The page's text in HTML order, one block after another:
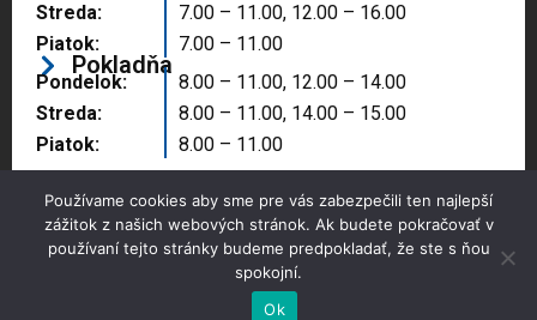
Streda:
Piatok:
7.00 – 11.00, 12.00 – 16.00
7.00 – 11.00
Pokladňa
Pondelok:
Streda:
Piatok:
8.00 – 11.00, 12.00 – 14.00
8.00 – 11.00, 14.00 – 15.00
8.00 – 11.00
Copyright © 2025 Správa majetku mesta, n.o.,
Partizánske
Používame cookies aby sme pre vás zabezpečili ten najlepší
zážitok z našich webových stránok. Ak budete pokračovať v
používaní tejto stránky budeme predpokladať, že ste s ňou
spokojní.
Ok